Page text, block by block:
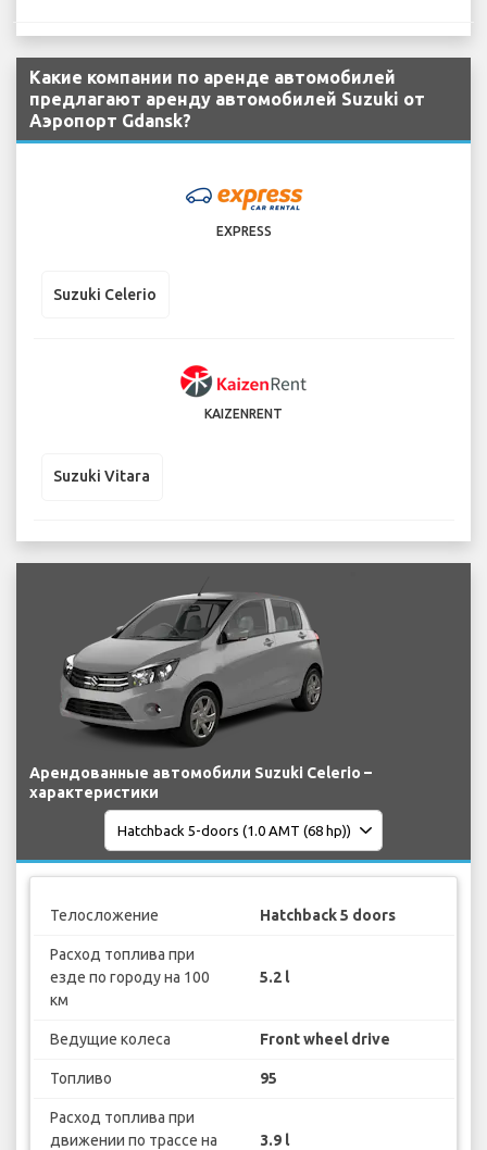
Какие компании по аренде автомобилей
предлагают аренду автомобилей Suzuki от
Аэропорт Gdansk?
EXPRESS
Suzuki Celerio
KAIZENRENT
Suzuki Vitara
Арендованные автомобили Suzuki Celerio –
характеристики
Телосложение Hatchback 5 doors
Расход топлива при
езде по городу на 100
км
5.2 l
Ведущие колеса Front wheel drive
Топливо 95
Расход топлива при
движении по трассе на
3.9 l